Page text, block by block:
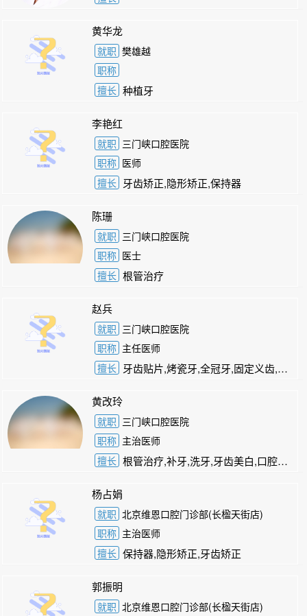
黄华龙
就职 樊雄越
职称
擅长 种植牙
李艳红
就职 三门峡口腔医院
职称 医师
擅长 牙齿矫正,隐形矫正,保持器
陈珊
就职 三门峡口腔医院
职称 医士
擅长 根管治疗
赵兵
就职 三门峡口腔医院
职称 主任医师
擅长
牙齿贴片,烤瓷牙,全冠牙,固定义齿,活动义齿
黄改玲
就职 三门峡口腔医院
职称 主治医师
擅长
根管治疗,补牙,洗牙,牙齿美白,口腔黏膜病
杨占娟
就职 北京维恩口腔门诊部(长楹天街店)
职称 主治医师
擅长 保持器,隐形矫正,牙齿矫正
郭振明
就职 北京维恩口腔门诊部(长楹天街店)